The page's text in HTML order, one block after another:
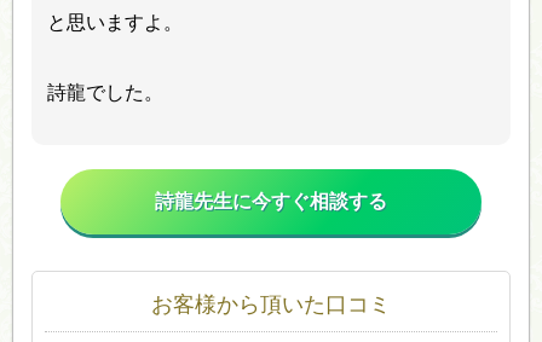
と思いますよ。
詩龍でした。
詩龍先生に今すぐ相談する
お客様から頂いた口コミ